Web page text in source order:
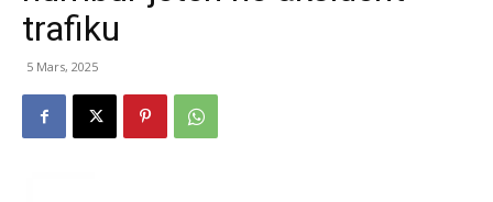
trafiku
5 Mars, 2025